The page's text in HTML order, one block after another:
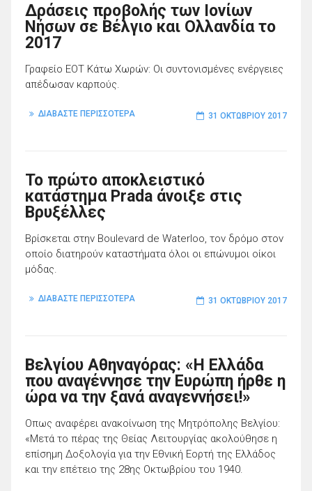
Δράσεις προβολής των Ιονίων
Νήσων σε Βέλγιο και Ολλανδία το
2017
Γραφείο ΕΟΤ Κάτω Χωρών: Οι συντονισμένες ενέργειες
απέδωσαν καρπούς.
ΔΙΑΒΑΣΤΕ ΠΕΡΙΣΣΟΤΕΡΑ 31 ΟΚΤΩΒΡΊΟΥ 2017
To πρώτο αποκλειστικό
κατάστημα Prada άνοιξε στις
Βρυξέλλες
Βρίσκεται στην Boulevard de Waterloo, τον δρόμο στον
οποίο διατηρούν καταστήματα όλοι οι επώνυμοι οίκοι
μόδας.
ΔΙΑΒΑΣΤΕ ΠΕΡΙΣΣΟΤΕΡΑ 31 ΟΚΤΩΒΡΊΟΥ 2017
Βελγίου Αθηναγόρας: «Η Ελλάδα
που αναγέννησε την Ευρώπη ήρθε η
ώρα να την ξανά αναγεννήσει!»
Οπως αναφέρει ανακοίνωση της Μητρόπολης Βελγίου:
«Μετά το πέρας της Θείας Λειτουργίας ακολούθησε η
επίσημη Δοξολογία για την Εθνική Εορτή της Ελλάδος
και την επέτειο της 28ης Οκτωβρίου του 1940.